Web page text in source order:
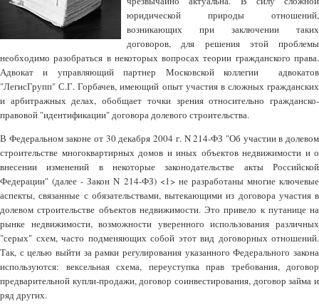
юридической природы отношений,
возникающих при заключении таких
договоров, для решения этой проблемы
необходимо разобраться в некоторых вопросах теории гражданского права.
Адвокат и управляющий партнер Московской коллегии адвокатов
"ЛегисГрупп" С.Г. Горбачев, имеющий опыт участия в сложных гражданских
и арбитражных делах, обобщает точки зрения относительно гражданско-
правовой "идентификации" договора долевого строительства.
В Федеральном законе от 30 декабря 2004 г. N 214-ФЗ "Об участии в долевом
строительстве многоквартирных домов и иных объектов недвижимости и о
внесении изменений в некоторые законодательстве акты Российской
Федерации" (далее - Закон N 214-ФЗ) <1> не разработаны многие ключевые
аспекты, связанные с обязательствами, вытекающими из договора участия в
долевом строительстве объектов недвижимости. Это привело к путанице на
рынке недвижимости, возможности уверенного использования различных
"серых" схем, часто подменяющих собой этот вид договорных отношений.
Так, с целью выйти за рамки регулирования указанного Федерального закона
используются: вексельная схема, переуступка прав требования, договор
предварительной купли-продажи, договор соинвестирования, договор займа и
ряд других.